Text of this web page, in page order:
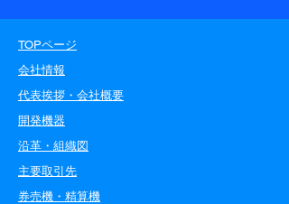
TOPページ
会社情報
代表挨拶・会社概要
開発機器
沿革・組織図
主要取引先
券売機・精算機